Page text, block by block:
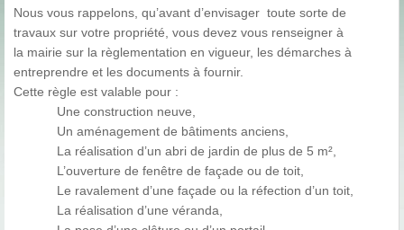
Nous vous rappelons, qu’avant d’envisager toute sorte de
travaux sur votre propriété, vous devez vous renseigner à
la mairie sur la règlementation en vigueur, les démarches à
entreprendre et les documents à fournir.
Cette règle est valable pour :
Une construction neuve,
Un aménagement de bâtiments anciens,
La réalisation d’un abri de jardin de plus de 5 m²,
L’ouverture de fenêtre de façade ou de toit,
Le ravalement d’une façade ou la réfection d’un toit,
La réalisation d’une véranda,